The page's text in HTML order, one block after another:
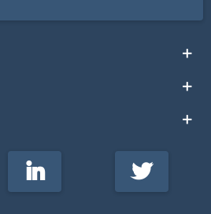
LinkedIn Twitter